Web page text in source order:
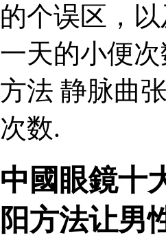
的个误区，
一天的小便次
方法 静脉曲
次数.
中國眼鏡十
阳方法让男